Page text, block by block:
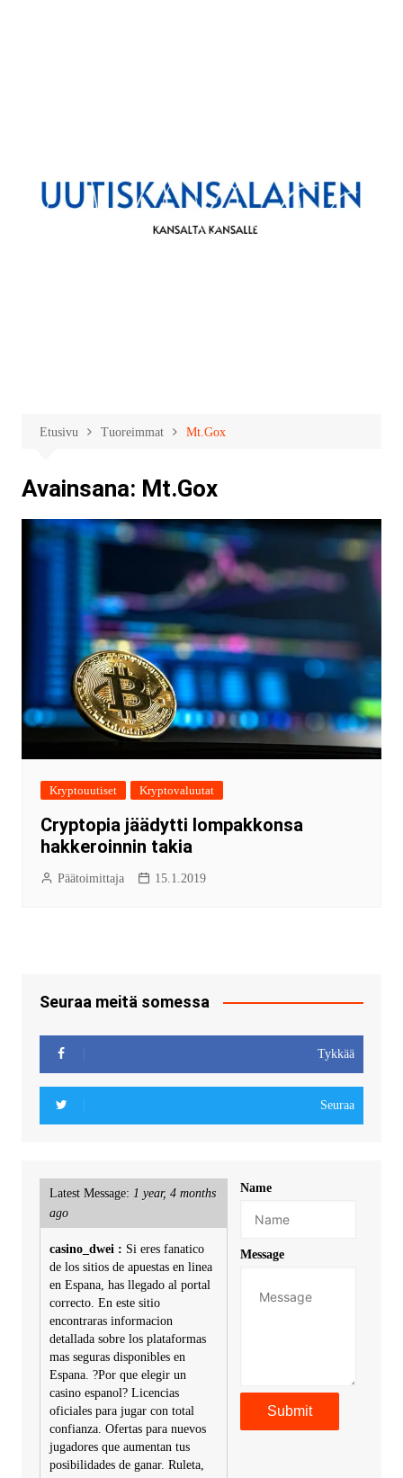
Etusivu Tuoreimmat Mt.Gox
Avainsana: Mt.Gox
Kryptouutiset Kryptovaluutat
Cryptopia jäädytti lompakkonsa
hakkeroinnin takia
Päätoimittaja 15.1.2019
Seuraa meitä somessa
Tykkää
Seuraa
Latest Message: 1 year, 4 months
ago
casino_dwei : Si eres fanatico
de los sitios de apuestas en linea
en Espana, has llegado al portal
correcto. En este sitio
encontraras informacion
detallada sobre los plataformas
mas seguras disponibles en
Espana. ?Por que elegir un
casino espanol? Licencias
oficiales para jugar con total
confianza. Ofertas para nuevos
jugadores que aumentan tus
posibilidades de ganar. Ruleta,
Name
Message